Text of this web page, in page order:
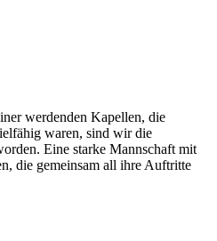
werdenden Kapellen, die
waren, sind wir die
Eine starke Mannschaft mit
die gemeinsam all ihre Auftritte